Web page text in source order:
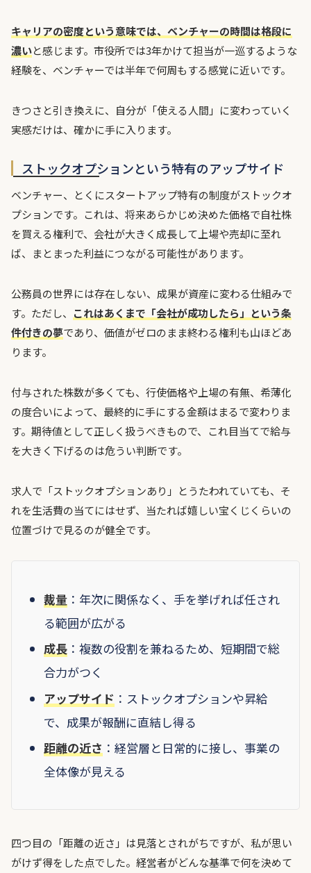
キャリアの密度という意味では、ベンチャーの時間は格段に
濃いと感じます。市役所では3年かけて担当が一巡するような
経験を、ベンチャーでは半年で何周もする感覚に近いです。
きつさと引き換えに、自分が「使える人間」に変わっていく
実感だけは、確かに手に入ります。
ストックオプションという特有のアップサイド
ベンチャー、とくにスタートアップ特有の制度がストックオ
プションです。これは、将来あらかじめ決めた価格で自社株
を買える権利で、会社が大きく成長して上場や売却に至れ
ば、まとまった利益につながる可能性があります。
公務員の世界には存在しない、成果が資産に変わる仕組みで
す。ただし、 これはあくまで「会社が成功したら」という条
件付きの夢であり、価値がゼロのまま終わる権利も山ほどあ
ります。
付与された株数が多くても、行使価格や上場の有無、希薄化
の度合いによって、最終的に手にする金額はまるで変わりま
す。期待値として正しく扱うべきもので、これ目当てで給与
を大きく下げるのは危うい判断です。
求人で「ストックオプションあり」とうたわれていても、そ
れを生活費の当てにはせず、当たれば嬉しい宝くじくらいの
位置づけで見るのが健全です。
裁量：年次に関係なく、手を挙げれば任され
る範囲が広がる
成長：複数の役割を兼ねるため、短期間で総
合力がつく
アップサイド ：ストックオプションや昇給
で、成果が報酬に直結し得る
距離の近さ ：経営層と日常的に接し、事業の
全体像が見える
四つ目の「距離の近さ」は見落とされがちですが、私が思い
がけず得をした点でした。経営者がどんな基準で何を決めて